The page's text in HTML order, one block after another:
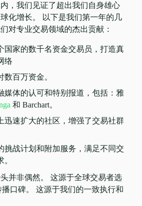
，我们见证了超出我们自身雄心
化增长。 以下是我们第一年的几
对专业交易领域的杰出贡献：
国家的数千名资金交易员，打造真
络
数百万资金。
媒体的认可和特别报道，包括：雅
和 Barchart。
迅速扩大的社区，增强了交易社群
挑战计划和附加服务，满足不同交
并非偶然。 这源于全球交易者选
播口碑。 这源于我们的一致执行和